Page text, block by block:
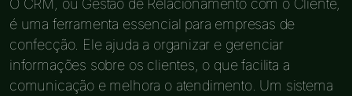
é uma ferramenta essencial para empresas de
confecção. Ele ajuda a organizar e gerenciar
informações sobre os clientes, o que facilita a
comunicação e melhora o atendimento. Um sistema